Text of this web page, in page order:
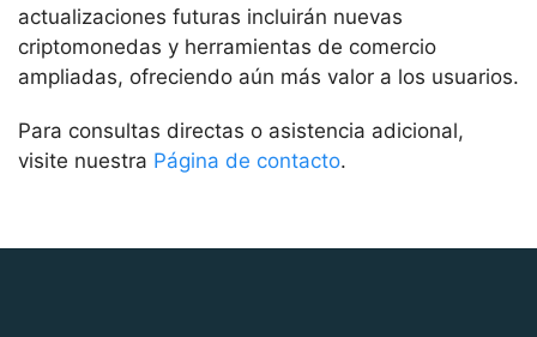
actualizaciones futuras incluirán nuevas
criptomonedas y herramientas de comercio
ampliadas, ofreciendo aún más valor a los usuarios.
Para consultas directas o asistencia adicional,
visite nuestra Página de contacto.